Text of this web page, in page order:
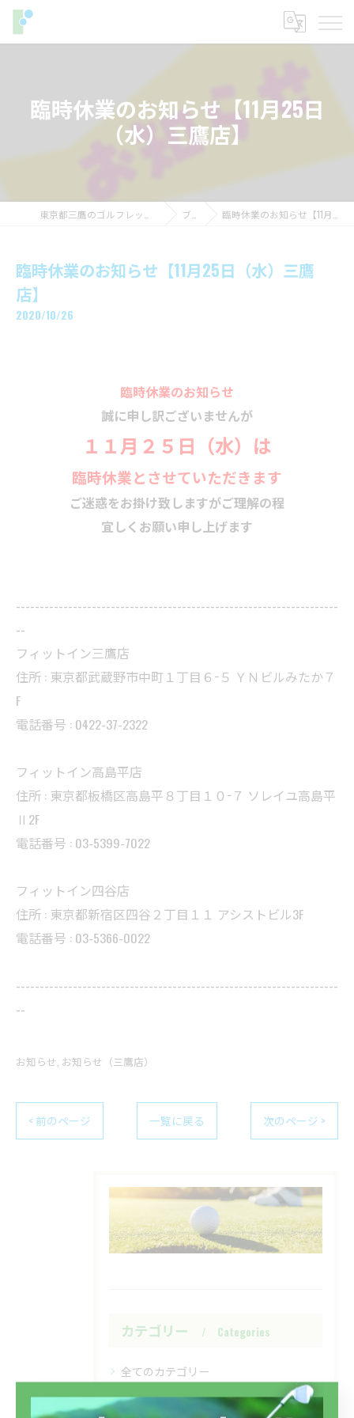
臨時休業のお知らせ【11月25日
（水）三鷹店】
ブログ 臨時休業のお知らせ【11月25日（水）三鷹店】
臨時休業のお知らせ【11月25日（水）三鷹
店】
2020/10/26
臨時休業のお知らせ
誠に申し訳ございませんが
１１月２５日（水）は
臨時休業とさせていただきます
ご迷惑をお掛け致しますがご理解の程
宜しくお願い申し上げます
--------------------------------------------------------------------
--
フィットイン三鷹店
住所 : 東京都武蔵野市中町１丁目６−５ ＹＮビルみたか７
F
電話番号 : 0422-37-2322
フィットイン高島平店
住所 : 東京都板橋区高島平８丁目１０−７ ソレイユ高島平
Ⅱ2F
電話番号 : 03-5399-7022
フィットイン四谷店
住所 : 東京都新宿区四谷２丁目１１ アシストビル3F
電話番号 : 03-5366-0022
--------------------------------------------------------------------
--
お知らせ お知らせ（三鷹店）
< 前のページ 一覧に戻る 次のページ >
カテゴリー Categories
全てのカテゴリー
フィットイン三鷹店